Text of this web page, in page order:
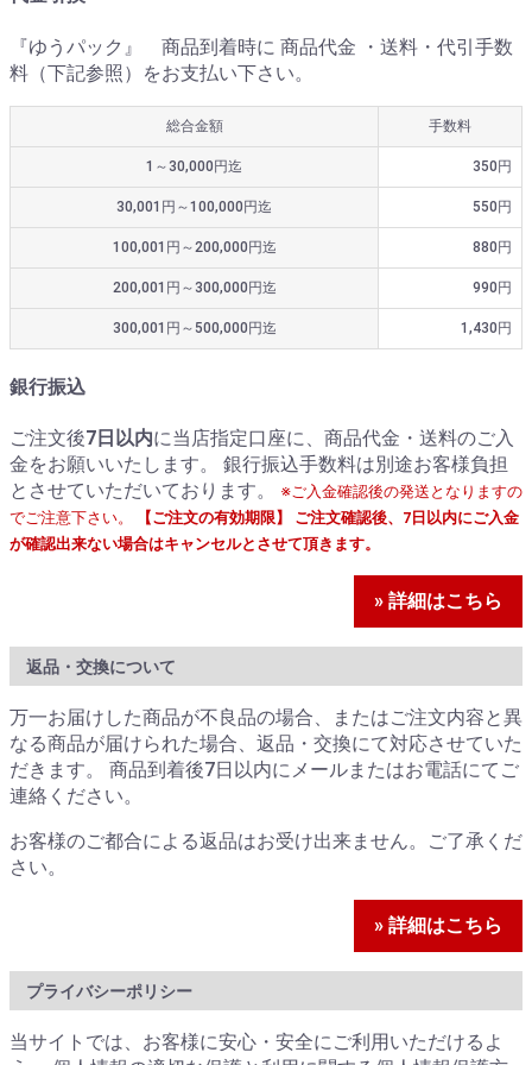
『ゆうパック』 商品到着時に 商品代金 ・送料・代引手数
料（下記参照）をお支払い下さい。
総合金額 手数料
1～30,000円迄 350円
30,001円～100,000円迄 550円
100,001円～200,000円迄 880円
200,001円～300,000円迄 990円
300,001円～500,000円迄 1,430円
銀行振込
ご注文後7日以内に当店指定口座に、商品代金・送料のご入
金をお願いいたします。 銀行振込手数料は別途お客様負担
とさせていただいております。
※ご入金確認後の発送となりますの
でご注意下さい。
【ご注文の有効期限】 ご注文確認後、7日以内にご入金
が確認出来ない場合はキャンセルとさせて頂きます。
» 詳細はこちら
返品・交換について
万一お届けした商品が不良品の場合、またはご注文内容と異
なる商品が届けられた場合、返品・交換にて対応させていた
だきます。 商品到着後7日以内にメールまたはお電話にてご
連絡ください。
お客様のご都合による返品はお受け出来ません。ご了承くだ
さい。
» 詳細はこちら
プライバシーポリシー
当サイトでは、お客様に安心・安全にご利用いただけるよ